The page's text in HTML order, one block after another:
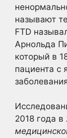
называют
FTD
Арнольда
который в
пациента с
2018 года в